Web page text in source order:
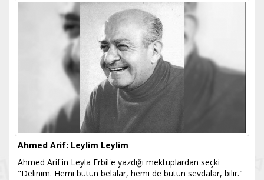
Ahmed Arif: Leylim Leylim
Ahmed Arif'in Leyla Erbil'e yazdığı mektuplardan seçki
"Delinim. Hemi bütün belalar, hemi de bütün sevdalar, bilir."